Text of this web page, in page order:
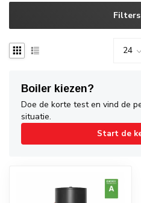
Filters
Boiler kiezen?
Doe de korte test en vind de
situatie.
Start de